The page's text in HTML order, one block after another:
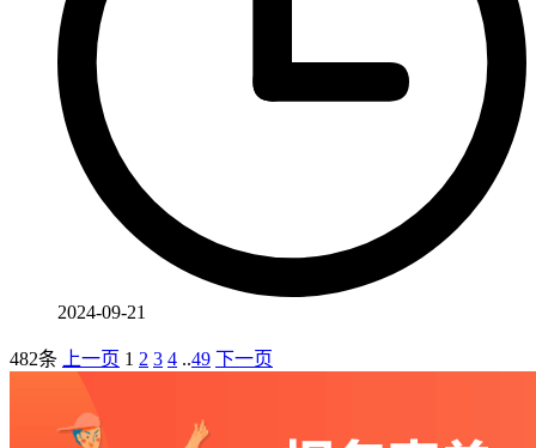
2024-09-21
482条 上一页 1 2 3 4 ..49 下一页